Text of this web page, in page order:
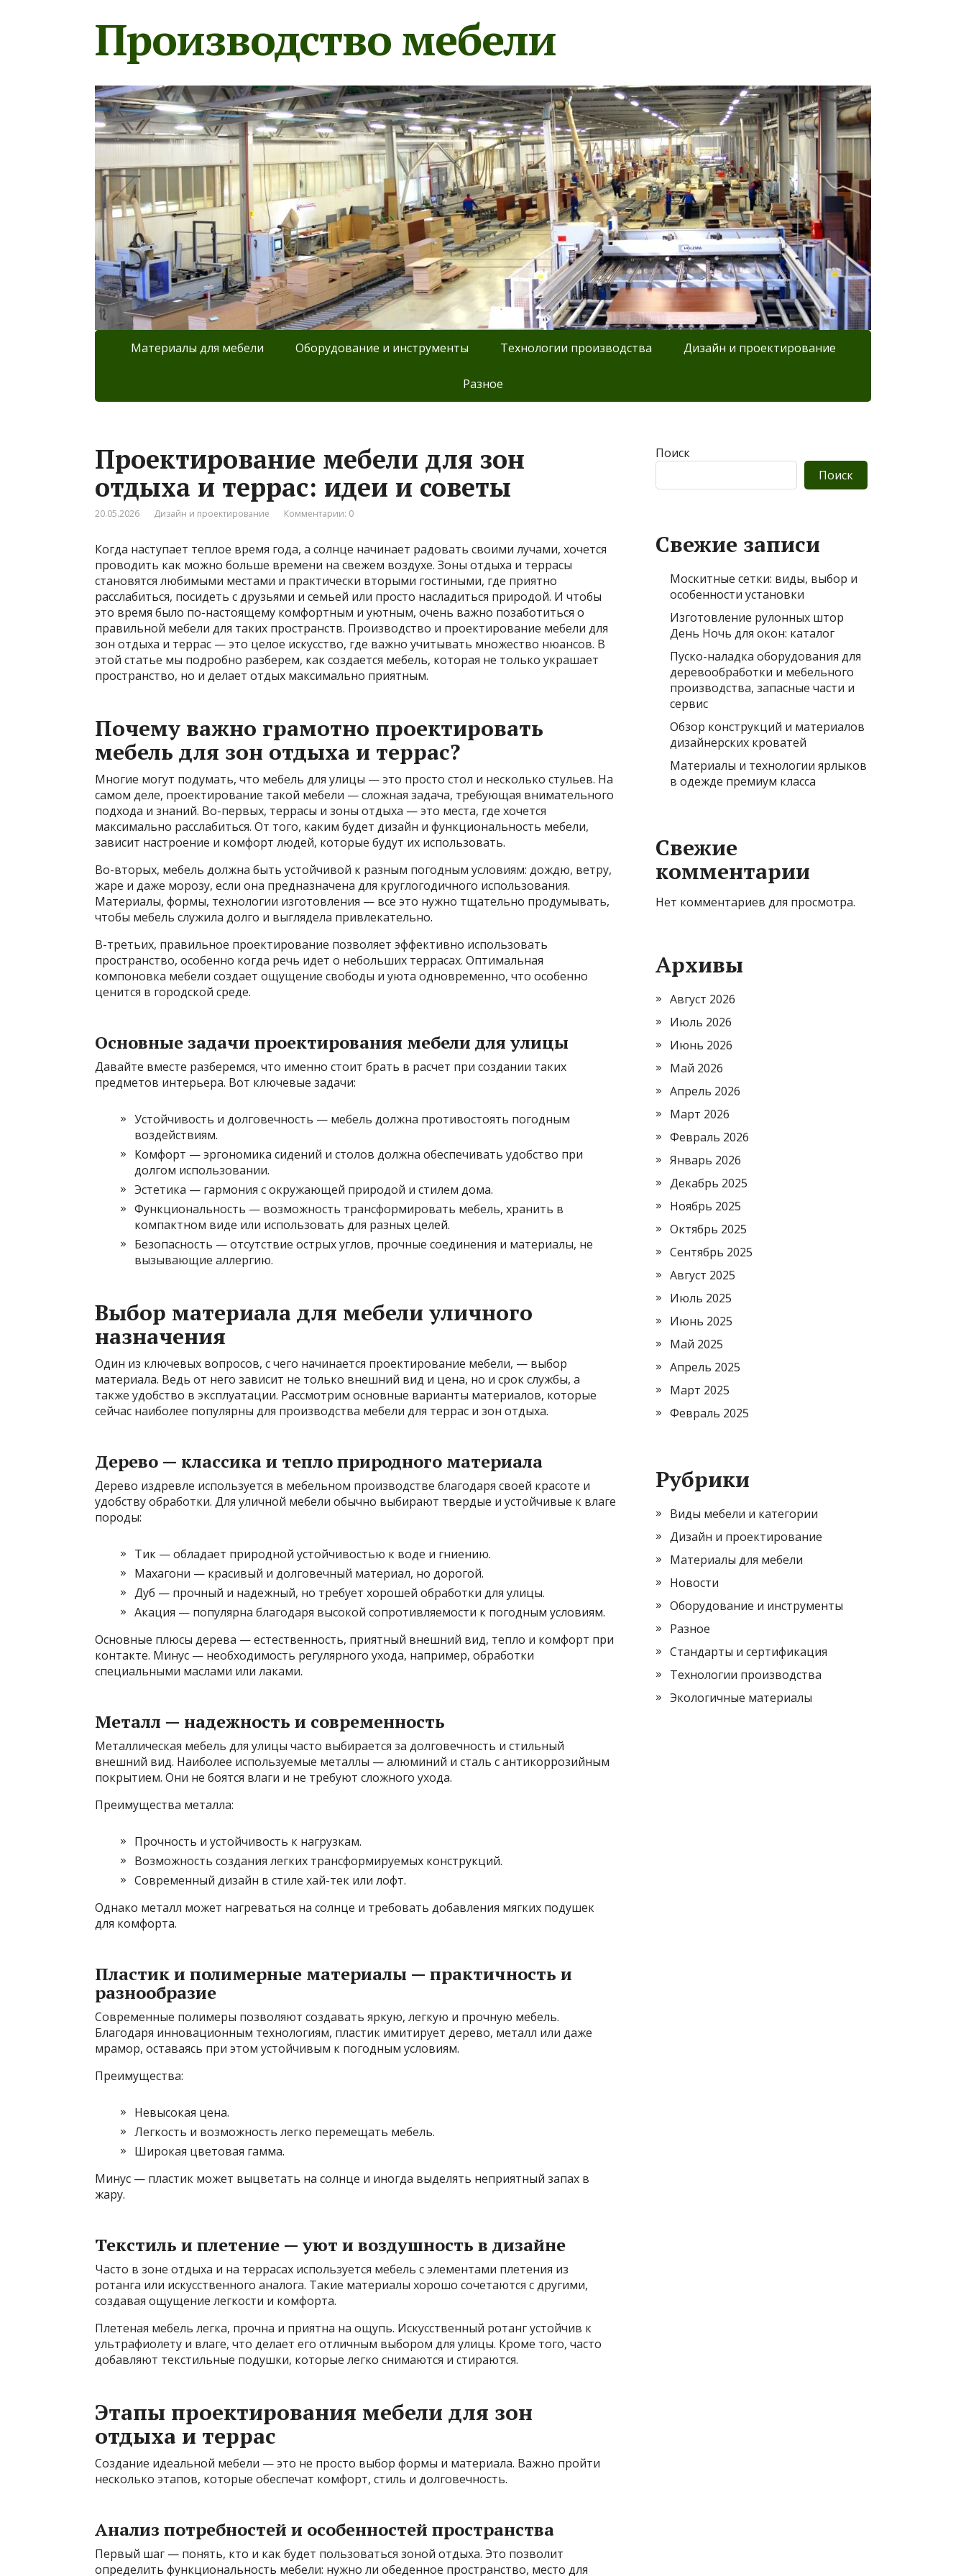
Производство мебели
Материалы для мебели Оборудование и инструменты Технологии производства Дизайн и проектирование
Разное
Проектирование мебели для зон
отдыха и террас: идеи и советы
20.05.2026 Дизайн и проектирование Комментарии: 0
Когда наступает теплое время года, а солнце начинает радовать своими лучами, хочется
проводить как можно больше времени на свежем воздухе. Зоны отдыха и террасы
становятся любимыми местами и практически вторыми гостиными, где приятно
расслабиться, посидеть с друзьями и семьей или просто насладиться природой. И чтобы
это время было по-настоящему комфортным и уютным, очень важно позаботиться о
правильной мебели для таких пространств. Производство и проектирование мебели для
зон отдыха и террас — это целое искусство, где важно учитывать множество нюансов. В
этой статье мы подробно разберем, как создается мебель, которая не только украшает
пространство, но и делает отдых максимально приятным.
Почему важно грамотно проектировать
мебель для зон отдыха и террас?
Многие могут подумать, что мебель для улицы — это просто стол и несколько стульев. На
самом деле, проектирование такой мебели — сложная задача, требующая внимательного
подхода и знаний. Во-первых, террасы и зоны отдыха — это места, где хочется
максимально расслабиться. От того, каким будет дизайн и функциональность мебели,
зависит настроение и комфорт людей, которые будут их использовать.
Во-вторых, мебель должна быть устойчивой к разным погодным условиям: дождю, ветру,
жаре и даже морозу, если она предназначена для круглогодичного использования.
Материалы, формы, технологии изготовления — все это нужно тщательно продумывать,
чтобы мебель служила долго и выглядела привлекательно.
В-третьих, правильное проектирование позволяет эффективно использовать
пространство, особенно когда речь идет о небольших террасах. Оптимальная
компоновка мебели создает ощущение свободы и уюта одновременно, что особенно
ценится в городской среде.
Основные задачи проектирования мебели для улицы
Давайте вместе разберемся, что именно стоит брать в расчет при создании таких
предметов интерьера. Вот ключевые задачи:
Устойчивость и долговечность — мебель должна противостоять погодным
воздействиям.
Комфорт — эргономика сидений и столов должна обеспечивать удобство при
долгом использовании.
Эстетика — гармония с окружающей природой и стилем дома.
Функциональность — возможность трансформировать мебель, хранить в
компактном виде или использовать для разных целей.
Безопасность — отсутствие острых углов, прочные соединения и материалы, не
вызывающие аллергию.
Выбор материала для мебели уличного
назначения
Один из ключевых вопросов, с чего начинается проектирование мебели, — выбор
материала. Ведь от него зависит не только внешний вид и цена, но и срок службы, а
также удобство в эксплуатации. Рассмотрим основные варианты материалов, которые
сейчас наиболее популярны для производства мебели для террас и зон отдыха.
Дерево — классика и тепло природного материала
Дерево издревле используется в мебельном производстве благодаря своей красоте и
удобству обработки. Для уличной мебели обычно выбирают твердые и устойчивые к влаге
породы:
Тик — обладает природной устойчивостью к воде и гниению.
Махагони — красивый и долговечный материал, но дорогой.
Дуб — прочный и надежный, но требует хорошей обработки для улицы.
Акация — популярна благодаря высокой сопротивляемости к погодным условиям.
Основные плюсы дерева — естественность, приятный внешний вид, тепло и комфорт при
контакте. Минус — необходимость регулярного ухода, например, обработки
специальными маслами или лаками.
Металл — надежность и современность
Металлическая мебель для улицы часто выбирается за долговечность и стильный
внешний вид. Наиболее используемые металлы — алюминий и сталь с антикоррозийным
покрытием. Они не боятся влаги и не требуют сложного ухода.
Преимущества металла:
Прочность и устойчивость к нагрузкам.
Возможность создания легких трансформируемых конструкций.
Современный дизайн в стиле хай-тек или лофт.
Однако металл может нагреваться на солнце и требовать добавления мягких подушек
для комфорта.
Пластик и полимерные материалы — практичность и
разнообразие
Современные полимеры позволяют создавать яркую, легкую и прочную мебель.
Благодаря инновационным технологиям, пластик имитирует дерево, металл или даже
мрамор, оставаясь при этом устойчивым к погодным условиям.
Преимущества:
Невысокая цена.
Легкость и возможность легко перемещать мебель.
Широкая цветовая гамма.
Минус — пластик может выцветать на солнце и иногда выделять неприятный запах в
жару.
Текстиль и плетение — уют и воздушность в дизайне
Часто в зоне отдыха и на террасах используется мебель с элементами плетения из
ротанга или искусственного аналога. Такие материалы хорошо сочетаются с другими,
создавая ощущение легкости и комфорта.
Плетеная мебель легка, прочна и приятна на ощупь. Искусственный ротанг устойчив к
ультрафиолету и влаге, что делает его отличным выбором для улицы. Кроме того, часто
добавляют текстильные подушки, которые легко снимаются и стираются.
Этапы проектирования мебели для зон
отдыха и террас
Создание идеальной мебели — это не просто выбор формы и материала. Важно пройти
несколько этапов, которые обеспечат комфорт, стиль и долговечность.
Анализ потребностей и особенностей пространства
Первый шаг — понять, кто и как будет пользоваться зоной отдыха. Это позволит
определить функциональность мебели: нужно ли обеденное пространство, место для
Поиск
Поиск
Свежие записи
Москитные сетки: виды, выбор и
особенности установки
Изготовление рулонных штор
День Ночь для окон: каталог
Пуско-наладка оборудования для
деревообработки и мебельного
производства, запасные части и
сервис
Обзор конструкций и материалов
дизайнерских кроватей
Материалы и технологии ярлыков
в одежде премиум класса
Свежие
комментарии
Нет комментариев для просмотра.
Архивы
Август 2026
Июль 2026
Июнь 2026
Май 2026
Апрель 2026
Март 2026
Февраль 2026
Январь 2026
Декабрь 2025
Ноябрь 2025
Октябрь 2025
Сентябрь 2025
Август 2025
Июль 2025
Июнь 2025
Май 2025
Апрель 2025
Март 2025
Февраль 2025
Рубрики
Виды мебели и категории
Дизайн и проектирование
Материалы для мебели
Новости
Оборудование и инструменты
Разное
Стандарты и сертификация
Технологии производства
Экологичные материалы